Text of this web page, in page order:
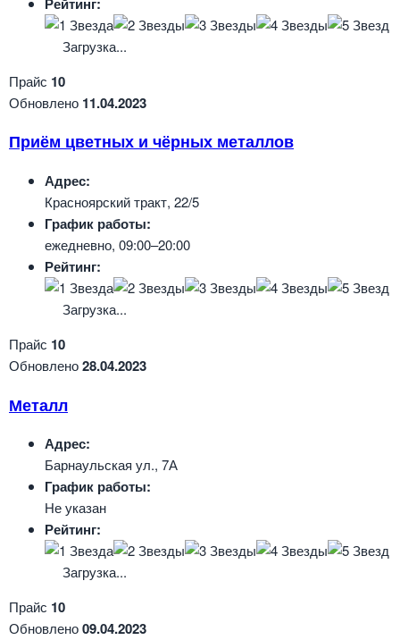
Загрузка...
Прайс 10
Обновлено 11.04.2023
Приём цветных и чёрных металлов
Адрес:
Красноярский тракт, 22/5
График работы:
ежедневно, 09:00–20:00
Рейтинг:
Загрузка...
Прайс 10
Обновлено28.04.2023
Металл
Адрес:
Барнаульская ул., 7А
График работы:
Не указан
Рейтинг:
Загрузка...
Прайс 10
Обновлено09.04.2023